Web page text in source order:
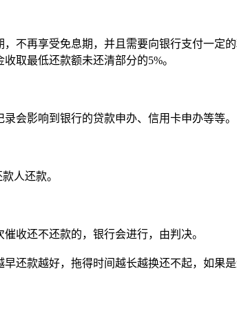
不再享受免息期，并且需要向银行支付一定
取最低还款额未还清部分的5%。
会影响到银行的贷款申办、信用卡申办等等。
人还款。
收还不还款的，银行会进行，由判决。
还款越好，拖得时间越长越换还不起，如果